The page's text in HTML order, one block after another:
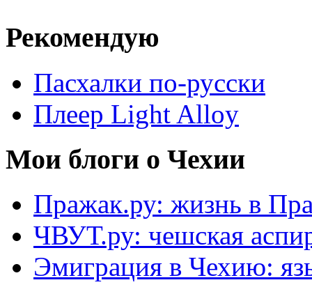
Рекомендую
Пасхалки по-русски
Плеер Light Alloy
Мои блоги о Чехии
Пражак.ру: жизнь в
ЧВУТ.ру: чешская
Эмиграция в Чехию: